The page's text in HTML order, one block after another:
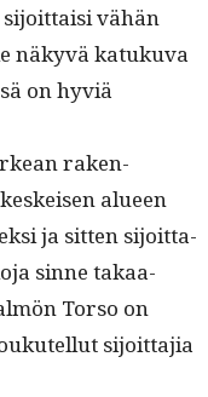
vähän
näkyvä katuku­va
on hyviä
rak­en­
alueen
ja sit­ten sijoit­ta­
sinne takaa­
Tor­so on
sijoit­ta­jia